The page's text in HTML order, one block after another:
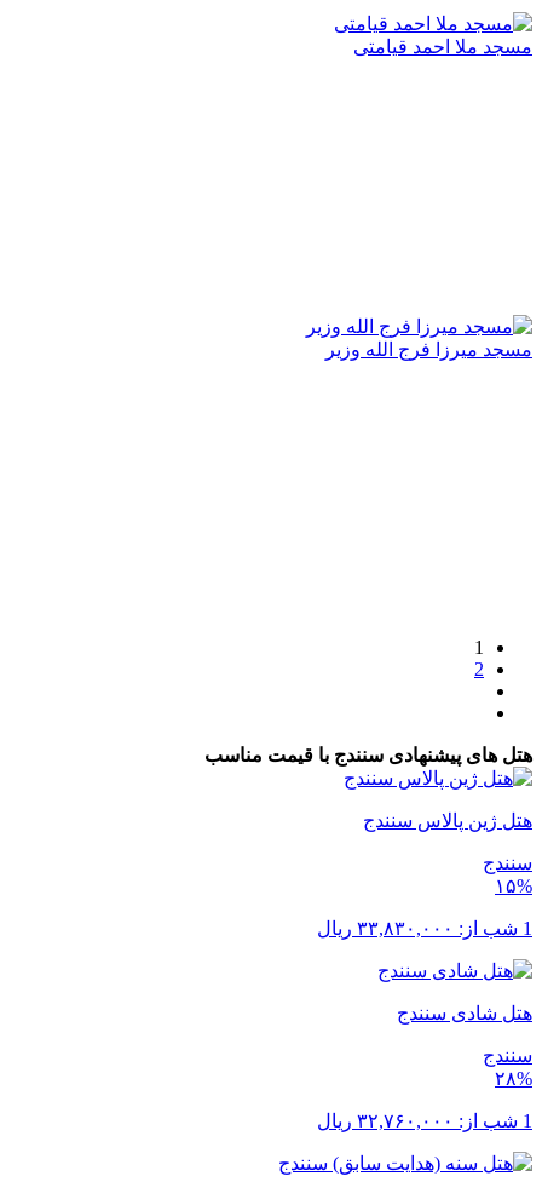
مسجد ملا احمد قیامتى
مسجد میرزا فرج ‌الله وزیر
1
2
هتل های پیشنهادی سنندج با قیمت مناسب
هتل ژین پالاس سنندج
سنندج
۱۵%
1 شب از: ۳۳,۸۳۰,۰۰۰ ریال
هتل شادی سنندج
سنندج
۲۸%
1 شب از: ۳۲,۷۶۰,۰۰۰ ریال